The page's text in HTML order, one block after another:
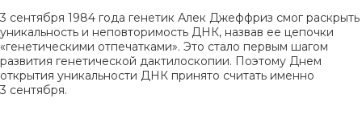
3 сентября 1984 года генетик Алек Джеффриз смог раскрыть
уникальность и неповторимость ДНК, назвав ее цепочки
«генетическими отпечатками». Это стало первым шагом
развития генетической дактилоскопии. Поэтому Днем
открытия уникальности ДНК принято считать именно
3 сентября.